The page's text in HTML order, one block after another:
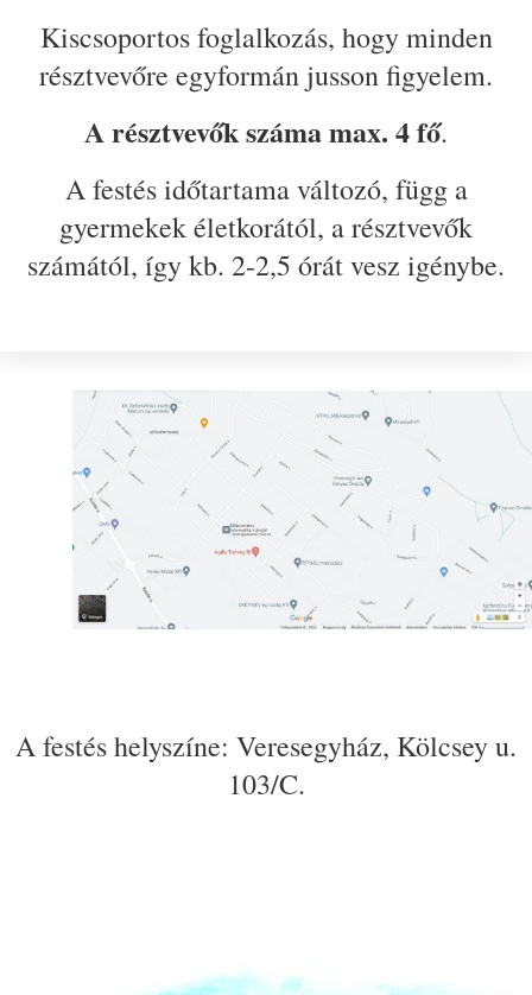
Kiscsoportos foglalkozás, hogy minden
résztvevőre egyformán jusson figyelem.
A résztvevők száma max. 4 fő.
A festés időtartama változó, függ a
gyermekek életkorától, a résztvevők
számától, így kb. 2-2,5 órát vesz igénybe.
A festés helyszíne: Veresegyház, Kölcsey u.
103/C.